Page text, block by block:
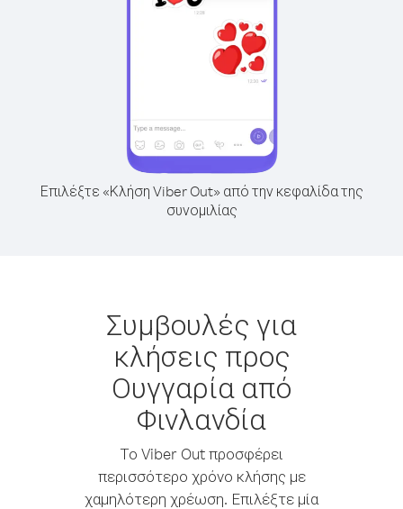
Επιλέξτε «Κλήση Viber Out» από την κεφαλίδα της
συνομιλίας
Συμβουλές για
κλήσεις προς
Ουγγαρία από
Φινλανδία
Το Viber Out προσφέρει
περισσότερο χρόνο κλήσης με
χαμηλότερη χρέωση. Επιλέξτε μία